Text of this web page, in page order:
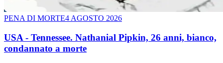
PENA DI MORTE4 AGOSTO 2026
USA - Tennessee. Nathanial Pipkin, 26 anni, bianco,
condannato a morte